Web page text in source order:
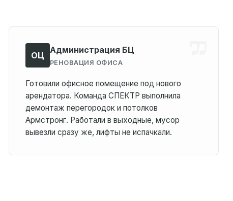
ОЦ
Администрация БЦ
РЕНОВАЦИЯ ОФИСА
Готовили офисное помещение под нового
арендатора. Команда СПЕКТР выполнила
демонтаж перегородок и потолков
Армстронг. Работали в выходные, мусор
вывезли сразу же, лифты не испачкали.